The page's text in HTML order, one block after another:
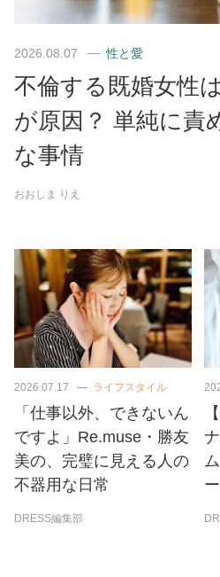
2026.08.07 性と愛
不倫する既婚女性
が原因？ 単純に責
な事情
おおしま りえ
2026.07.17 ライフスタイル
「仕事以外、できないん
ですよ」Re.muse・勝友
美の、完璧に見える人の
不器用な日常
DRESS編集部